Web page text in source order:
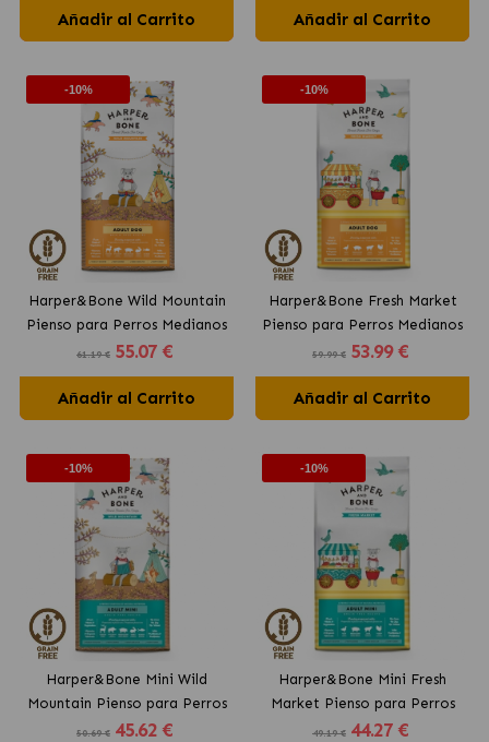
Añadir al Carrito Añadir al Carrito
-10%
Harper&Bone Wild Mountain
Pienso para Perros Medianos
y Grandes con Pavo, Pollo y
61.19 € 55.07 €
Añadir al Carrito
-10%
Harper&Bone Fresh Market
Pienso para Perros Medianos
y Grandes con Pavo, Pollo y
59.99 € 53.99 €
Añadir al Carrito
-10%
Harper&Bone Mini Wild
Mountain Pienso para Perros
Pequeños con Cerdo Ibérico
50.69 € 45.62 €
-10%
Harper&Bone Mini Fresh
Market Pienso para Perros
Pequeños con Pavo, Pollo y
49.19 € 44.27 €